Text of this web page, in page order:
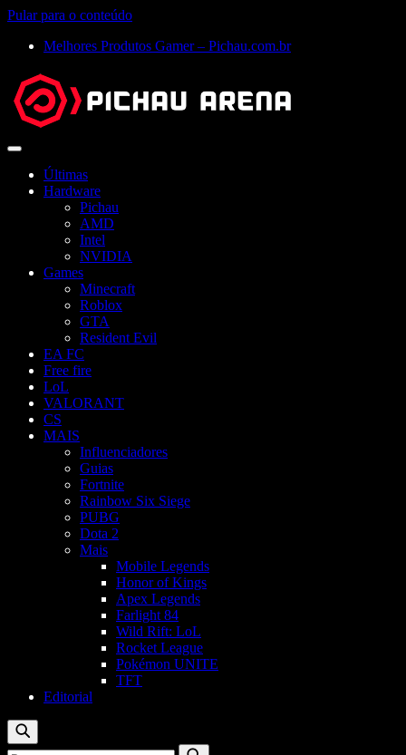
Pular para o conteúdo
Melhores Produtos Gamer – Pichau.com.br
Abrir
Últimas
Hardware
Pichau
AMD
Intel
NVIDIA
Games
Minecraft
Roblox
GTA
Resident Evil
EA FC
Free fire
LoL
VALORANT
CS
MAIS
Influenciadores
Guias
Fortnite
Rainbow Six Siege
PUBG
Dota 2
Mais
Mobile Legends
Honor of Kings
Apex Legends
Farlight 84
Wild Rift: LoL
Rocket League
Pokémon UNITE
TFT
Editorial
Buscar
Buscar